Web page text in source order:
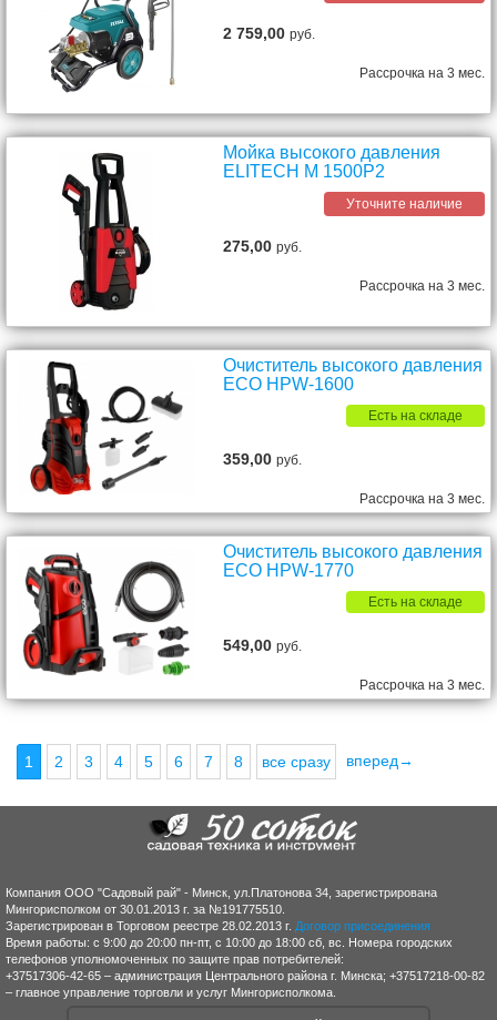
2 759,00руб.
Рассрочка на 3 мес.
Мойка высокого давления
ELITECH М 1500P2
Уточните наличие
275,00руб.
Рассрочка на 3 мес.
Очиститель высокого давления
ECO HPW-1600
Есть на складе
359,00руб.
Рассрочка на 3 мес.
Очиститель высокого давления
ECO HPW-1770
Есть на складе
549,00руб.
Рассрочка на 3 мес.
1 2 3 4 5 6 7 8 все сразу вперед→
Компания ООО "Садовый рай" - Минск, ул.Платонова 34, зарегистрирована
Мингорисполком от 30.01.2013 г. за №191775510.
Зарегистрирован в Торговом реестре 28.02.2013 г. Договор присоединения
Время работы: с 9:00 до 20:00 пн-пт, с 10:00 до 18:00 сб, вс. Номера городских
телефонов уполномоченных по защите прав потребителей:
+37517306-42-65 – администрация Центрального района г. Минска; +37517218-00-82
– главное управление торговли и услуг Мингорисполкома.